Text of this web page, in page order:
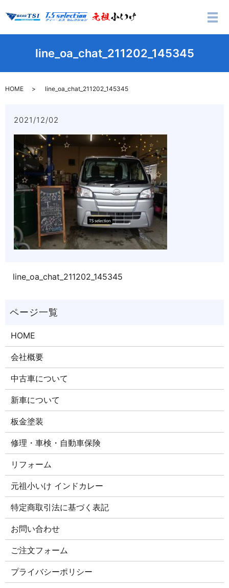
メ
line_oa_chat_211202_145345
HOME line_oa_chat_211202_145345
2021/12/02
line_oa_chat_211202_145345
HOME
会社概要
中古車について
新車について
板金塗装
修理・車検・自動車保険
リフォーム
元祖小いけ インドカレー
特定商取引法に基づく表記
お問い合わせ
ご注文​フォーム
プライバシーポリシー